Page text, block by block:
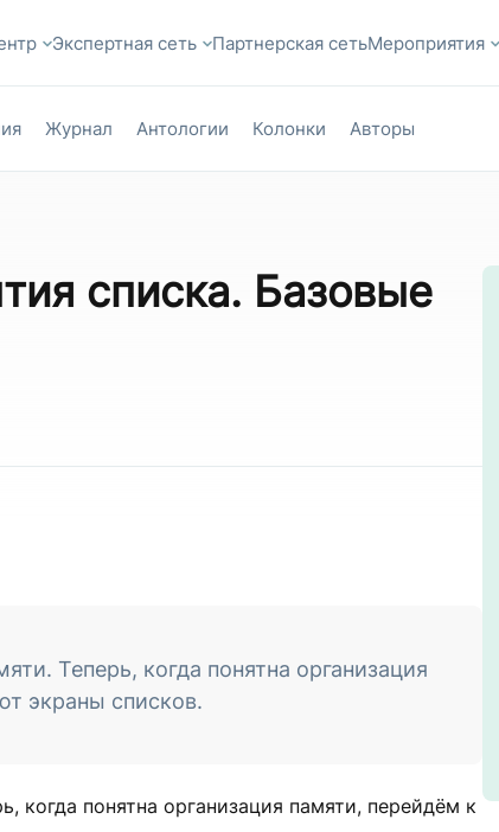
Экспертная сеть Партнерская сетьМероприятия
Журнал Антологии Колонки Авторы
списка. Базовые
​​Теперь, когда понятна организация
экраны списков.
когда понятна организация памяти, перейдём к